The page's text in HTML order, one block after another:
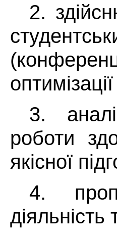
2.
3.
роботи
якісної
4.
діяльність